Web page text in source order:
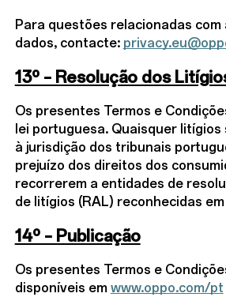
Para questões relacionadas
dados, contacte:
13º – Resolução dos
Os presentes Termos e
lei portuguesa. Quaisquer
à jurisdição dos tribunais
prejuízo dos direitos dos
recorrerem a entidades de
de litígios (RAL) reconhecidas
14º – Publicação
Os presentes Termos e
disponíveis em www.oppo.com/pt